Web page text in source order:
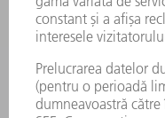
FIȘE TEHNICE DE
PRODUSE
LASER
ELECTRONICĂ DE
UNELTE ELECTRICE